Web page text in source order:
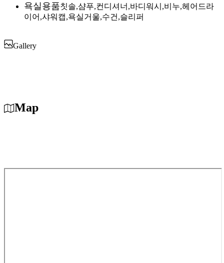
욕실용품칫솔,샴푸,컨디셔너,바디워시,비누,헤어드라
이어,샤워캡,욕실거울,수건,슬리퍼
Gallery
Map